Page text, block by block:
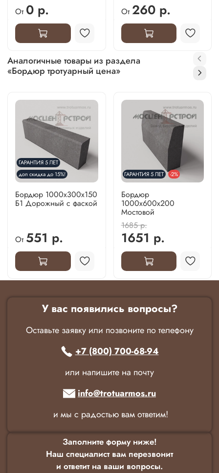
От 0 р. От 260 р.
Аналогичные товары из раздела
«Бордюр тротуарный цена»
ГАРАНТИЯ 5 ЛЕТ
доп скидка до 15%!
Бордюр 1000х300х150
Б1 Дорожный с фаской
От 551 р.
ГАРАНТИЯ 5 ЛЕТ -2%
Бордюр
1000х600х200
Мостовой
1685 р.
1651 р.
У вас появились вопросы?
Оставьте заявку или позвоните по телефону
+7 (800) 700-68-94
или напишите на почту
info@trotuarmos.ru
и мы с радостью вам ответим!
Заполните форму ниже!
Наш специалист вам перезвонит
и ответит на ваши вопросы.